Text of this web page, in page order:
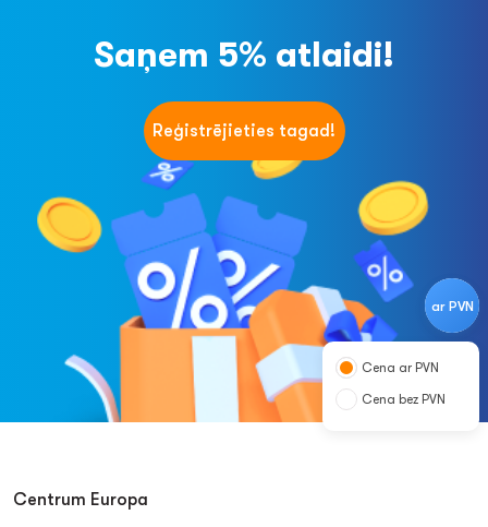
ar PVN
Cena ar PVN
Cena bez PVN
Saņem 5% atlaidi!
Reģistrējieties tagad!
Centrum Europa